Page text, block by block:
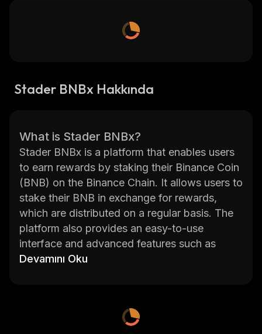
Stader BNBx Hakkında
What is Stader BNBx?
Stader BNBx is a platform that enables users
to earn rewards by staking their Binance Coin
(BNB) on the Binance Chain. It allows users to
stake their BNB in exchange for rewards,
which are distributed on a regular basis. The
platform also provides an easy-to-use
interface and advanced features such as
liquidity mining, yield farming, and automated
cryptocurrency industry since 2018.
Devamını Oku